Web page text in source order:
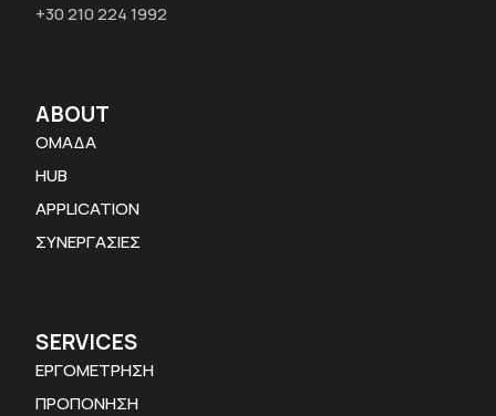
+30 210 224 1992
ABOUT
ΟΜΑΔΑ
HUB
APPLICATION
ΣΥΝΕΡΓΑΣΙΕΣ
SERVICES
ΕΡΓΟΜΕΤΡΗΣΗ
ΠΡΟΠΟΝΗΣΗ